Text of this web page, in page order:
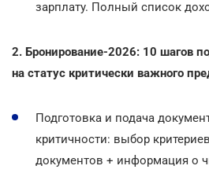
зарплату. Полный список
2. Бронирование-2026: 10 шагов
на статус критически важного
Подготовка и подача
критичности: выбор
документов + информация о